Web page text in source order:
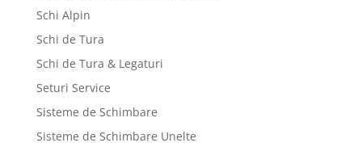
Schi Alpin
Schi de Tura
Schi de Tura & Legaturi
Seturi Service
Sisteme de Schimbare
Sisteme de Schimbare Unelte